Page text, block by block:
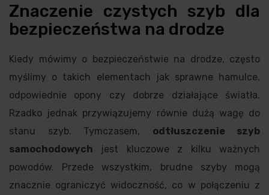
Znaczenie czystych szyb dla
bezpieczeństwa na drodze
Kiedy mówimy o bezpieczeństwie na drodze, często
myślimy o takich elementach jak sprawne hamulce,
odpowiednie opony czy dobrze działające światła.
Rzadko jednak przywiązujemy równie dużą wagę do
stanu szyb. Tymczasem, odtłuszczenie szyb
samochodowych jest kluczowe z kilku ważnych
powodów. Przede wszystkim, brudne szyby mogą
znacznie ograniczyć widoczność, co w połączeniu z